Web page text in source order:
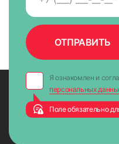
Я ознакомлен и
персональных
Поле обязательно